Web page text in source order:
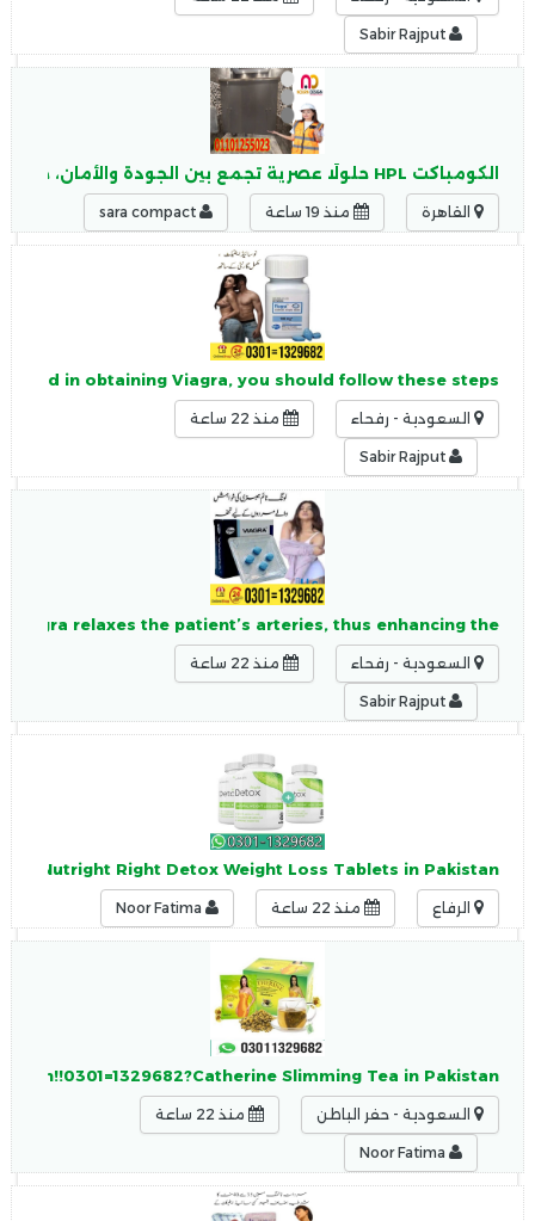
الكومباكت HPL حلولًا عصرية تجمع بين الجودة والأمان، حيث يتميز الكومباكت HPL بـ: مقاومة عالية للرطوبة
القاهرة منذ 19 ساعة
in obtaining Viagra, you should follow these steps:
السعودية - رفحاء منذ 22 ساعة
Viagra relaxes the patient’s arteries, thus enhancing the
السعودية - رفحاء منذ 22 ساعة
Right Detox Weight Loss Tablets in Pakistan
الرفاع منذ 22 ساعة
Slimming Tea in Pakistan
السعودية - حفر الباطن منذ 22 ساعة